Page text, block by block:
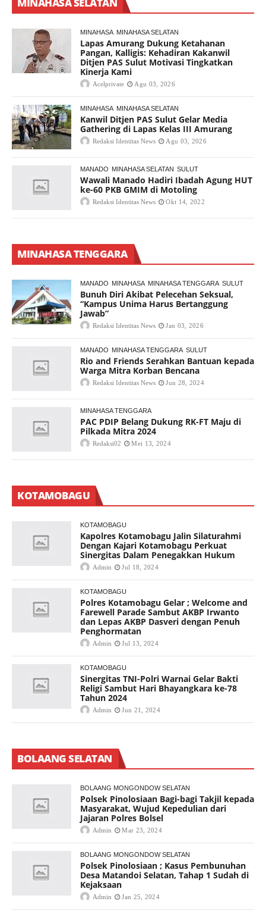
MINAHASA SELATAN
MINAHASA MINAHASA SELATAN
Lapas Amurang Dukung Ketahanan
Pangan, Kalligis: Kehadiran Kakanwil
Ditjen PAS Sulut Motivasi Tingkatkan
Kinerja Kami
Acelprivate Agu 03, 2026
MINAHASA MINAHASA SELATAN
Kanwil Ditjen PAS Sulut Gelar Media
Gathering di Lapas Kelas III Amurang
Redaksi Identitas News Agu 03, 2026
MANADO MINAHASA SELATAN SULUT
Wawali Manado Hadiri Ibadah Agung HUT
ke-60 PKB GMIM di Motoling
Redaksi Identitas News Okt 14, 2022
MINAHASA TENGGARA
MANADO MINAHASA MINAHASA TENGGARA SULUT
Bunuh Diri Akibat Pelecehan Seksual,
“Kampus Unima Harus Bertanggung
Jawab”
Redaksi Identitas News Jan 03, 2026
MANADO MINAHASA TENGGARA SULUT
Rio and Friends Serahkan Bantuan kepada
Warga Mitra Korban Bencana
Redaksi Identitas News Jun 28, 2024
MINAHASA TENGGARA
PAC PDIP Belang Dukung RK-FT Maju di
Pilkada Mitra 2024
Redaksi02 Mei 13, 2024
KOTAMOBAGU
KOTAMOBAGU
Kapolres Kotamobagu Jalin Silaturahmi
Dengan Kajari Kotamobagu Perkuat
Sinergitas Dalam Penegakkan Hukum
Admin Jul 18, 2024
KOTAMOBAGU
Polres Kotamobagu Gelar ; Welcome and
Farewell Parade Sambut AKBP Irwanto
dan Lepas AKBP Dasveri dengan Penuh
Penghormatan
Admin Jul 13, 2024
KOTAMOBAGU
Sinergitas TNI-Polri Warnai Gelar Bakti
Religi Sambut Hari Bhayangkara ke-78
Tahun 2024
Admin Jun 21, 2024
BOLAANG SELATAN
BOLAANG MONGONDOW SELATAN
Polsek Pinolosiaan Bagi-bagi Takjil kepada
Masyarakat, Wujud Kepedulian dari
Jajaran Polres Bolsel
Admin Mar 23, 2024
BOLAANG MONGONDOW SELATAN
Polsek Pinolosiaan ; Kasus Pembunuhan
Desa Matandoi Selatan, Tahap 1 Sudah di
Kejaksaan
Admin Jan 25, 2024